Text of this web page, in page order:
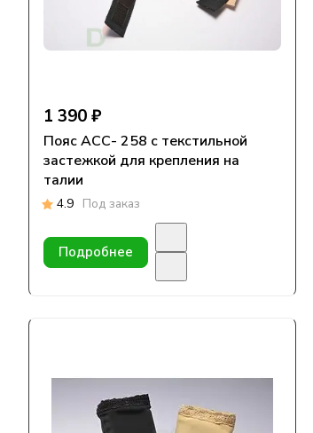
1 390 ₽
Пояс АСС- 258 с текстильной
застежкой для крепления на
талии
4.9 Под заказ
Подробнее